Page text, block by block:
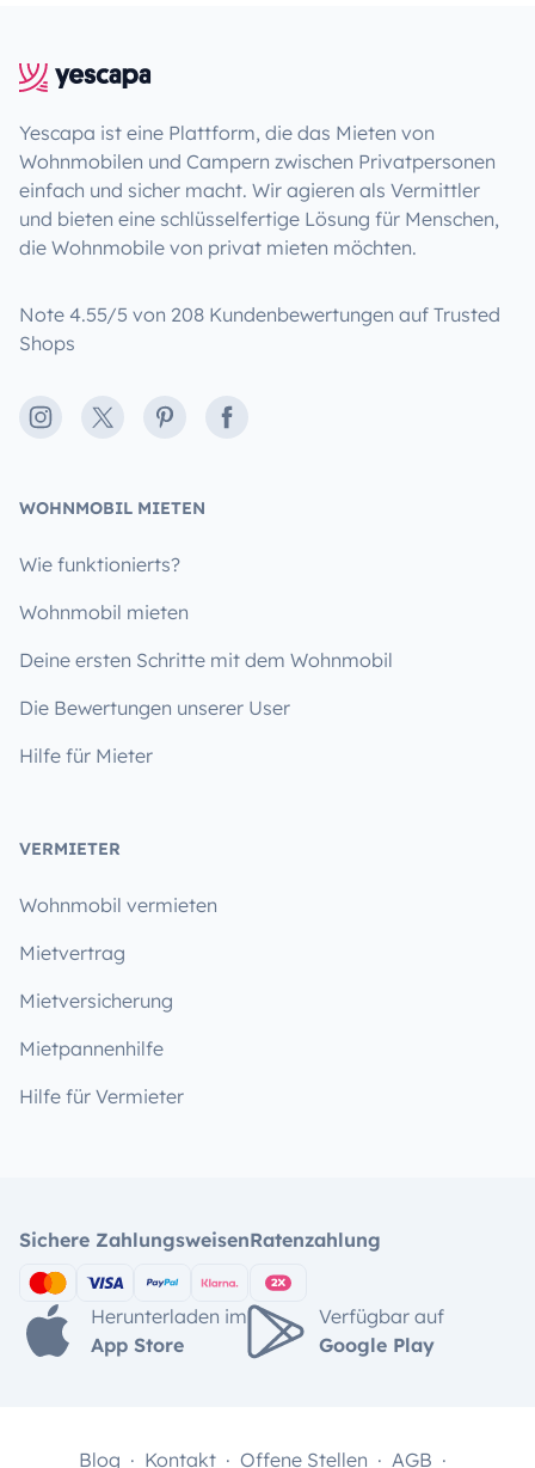
Yescapa ist eine Plattform, die das Mieten von
Wohnmobilen und Campern zwischen Privatpersonen
einfach und sicher macht. Wir agieren als Vermittler
und bieten eine schlüsselfertige Lösung für Menschen,
die Wohnmobile von privat mieten möchten.
Note 4.55/5 von 208 Kundenbewertungen auf Trusted
Shops
Instagram
X PinterestFacebook
WOHNMOBIL MIETEN
Wie funktionierts?
Wohnmobil mieten
Deine ersten Schritte mit dem Wohnmobil
Die Bewertungen unserer User
Hilfe für Mieter
VERMIETER
Wohnmobil vermieten
Mietvertrag
Mietversicherung
Mietpannenhilfe
Hilfe für Vermieter
Sichere ZahlungsweisenRatenzahlung
Herunterladen im
App Store
Verfügbar auf
Google Play
Blog Kontakt Offene Stellen AGB